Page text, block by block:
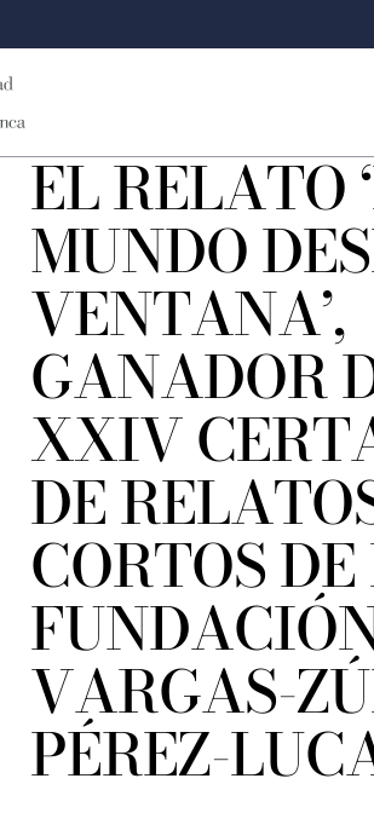
EL RELATO
MUNDO
VENTANA’,
GANADOR
XXIV
DE
CORTOS
VARGAS-
PÉREZ-